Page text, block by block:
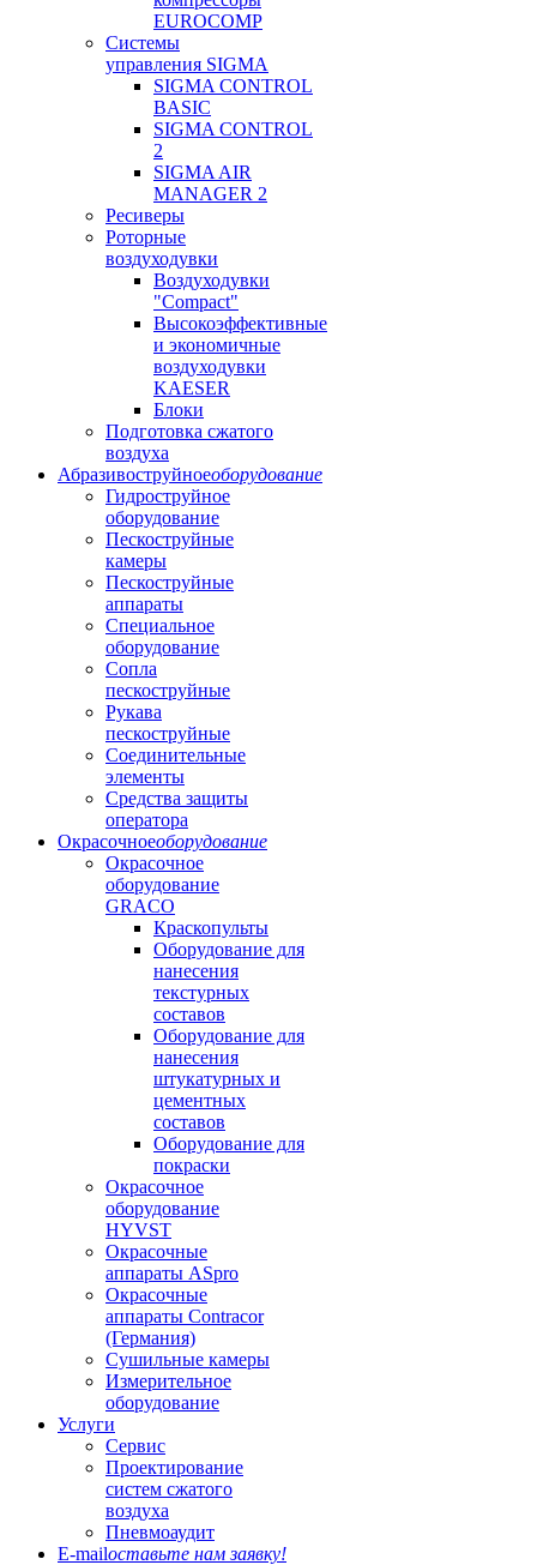
EUROCOMP
Системы
управления SIGMA
SIGMA CONTROL
BASIC
SIGMA CONTROL
2
SIGMA AIR
MANAGER 2
Ресиверы
Роторные
воздуходувки
Воздуходувки
"Compact"
Высокоэффективные
и экономичные
воздуходувки
KAESER
Блоки
Подготовка сжатого
воздуха
Абразивоструйноеоборудование
Гидроструйное
оборудование
Пескоструйные
камеры
Пескоструйные
аппараты
Специальное
оборудование
Сопла
пескоструйные
Рукава
пескоструйные
Соединительные
элементы
Средства защиты
оператора
Окрасочноеоборудование
Окрасочное
оборудование
GRACO
Краскопульты
Оборудование для
нанесения
текстурных
составов
Оборудование для
нанесения
штукатурных и
цементных
составов
Оборудование для
покраски
Окрасочное
оборудование
HYVST
Окрасочные
аппараты ASpro
Окрасочные
аппараты Contracor
(Германия)
Сушильные камеры
Измерительное
оборудование
Услуги
Сервис
Проектирование
систем сжатого
воздуха
Пневмоаудит
E-mailоставьте нам заявку!